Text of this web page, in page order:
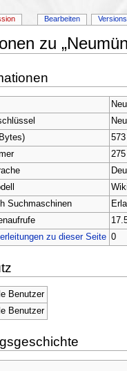
zu
573
275
Suchmaschinen
zu dieser Seite 0
Benutzer
Benutzer
Bearbeiten